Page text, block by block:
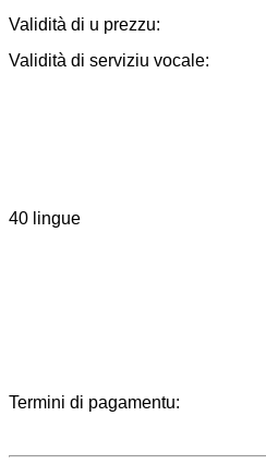
Validità di u prezzu:
Validità di serviziu vocale:
40 lingue
Termini di pagamentu: